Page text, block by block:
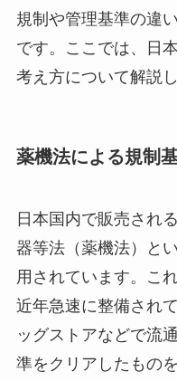
規制や管理基準の違
です。ここでは、日
考え方について解説し
薬機法による規制
日本国内で販売され
器等法（薬機法）と
用されています。こ
近年急速に整備され
ッグストアなどで流
準をクリアしたもの